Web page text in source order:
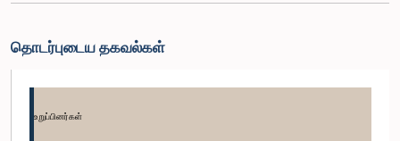
தொடர்புடைய தகவல்கள்
உறுப்பினர்கள்